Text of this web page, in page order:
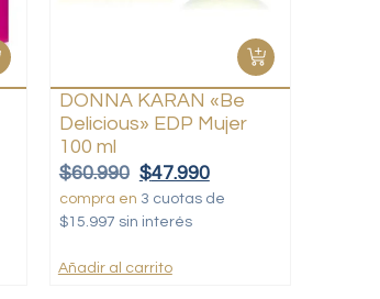
DONNA KARAN «Be
Delicious» EDP Mujer
100 ml
$60.990 $47.990
compra en 3 cuotas de
$15.997 sin interés
Añadir al carrito